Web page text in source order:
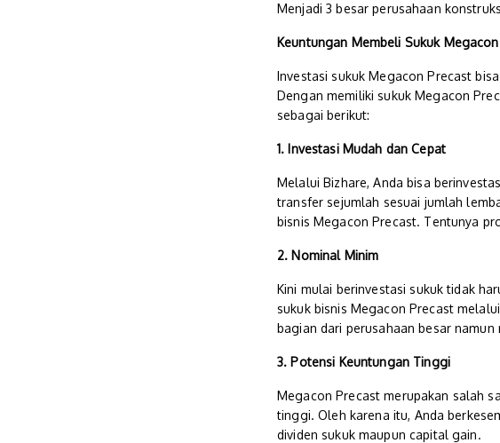
Menjadi 3 besar perusahaan
Keuntungan Membeli Sukuk
Investasi sukuk Megacon Precast
Dengan memiliki sukuk Megacon
sebagai berikut:
1. Investasi Mudah dan Cepat
Melalui Bizhare, Anda bisa
transfer sejumlah sesuai jumlah
bisnis Megacon Precast. Tentunya
2. Nominal Minim
Kini mulai berinvestasi sukuk tidak
sukuk bisnis Megacon Precast
bagian dari perusahaan besar namun
3. Potensi Keuntungan Tinggi
Megacon Precast merupakan salah
tinggi. Oleh karena itu, Anda
dividen sukuk maupun capital gain.